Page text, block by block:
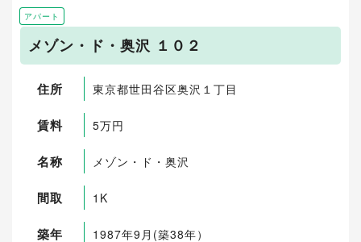
アパート
メゾン・ド・奥沢 １０２
住所 東京都世田谷区奥沢１丁目
賃料 5万円
名称 メゾン・ド・奥沢
間取 1K
築年 1987年9月(築38年）